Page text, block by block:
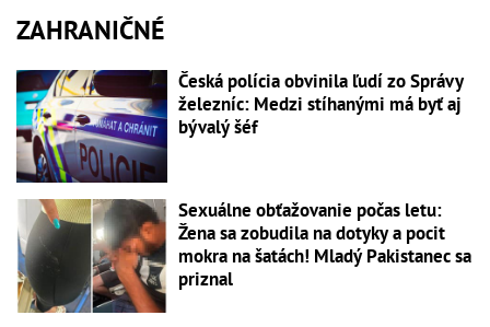
ZAHRANIČNÉ
Česká polícia obvinila ľudí zo Správy
železníc: Medzi stíhanými má byť aj
bývalý šéf
Sexuálne obťažovanie počas letu:
Žena sa zobudila na dotyky a pocit
mokra na šatách! Mladý Pakistanec sa
priznal